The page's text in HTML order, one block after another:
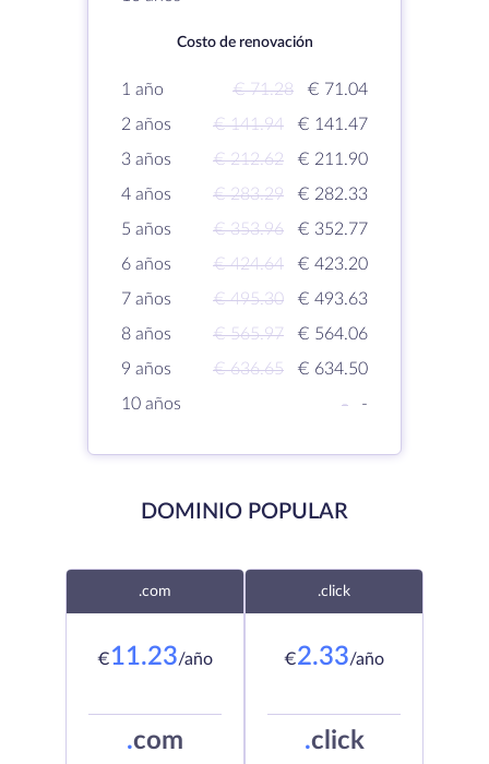
Costo de renovación
1 año € 71.28
€ 71.04
2 años
€ 141.94
€ 141.47
3 años
€ 212.62
€ 211.90
4 años
€ 283.29
€ 282.33
5 años
€ 353.96
€ 352.77
6 años
€ 424.64
€ 423.20
7 años
€ 495.30
€ 493.63
8 años
€ 565.97
€ 564.06
9 años
€ 636.65
€ 634.50
10 años
- -
DOMINIO POPULAR
.com
€11.23/año
.com
.click
€2.33/año
.click